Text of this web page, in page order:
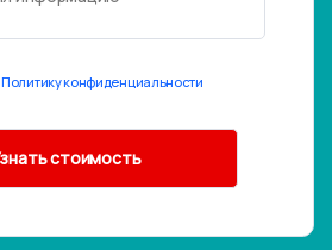
Политику конфиденциальности